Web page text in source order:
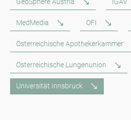
MedMedia OFI
Österreichische Apothekerkammer
Österreichische Lungenunion
Universität Innsbruck